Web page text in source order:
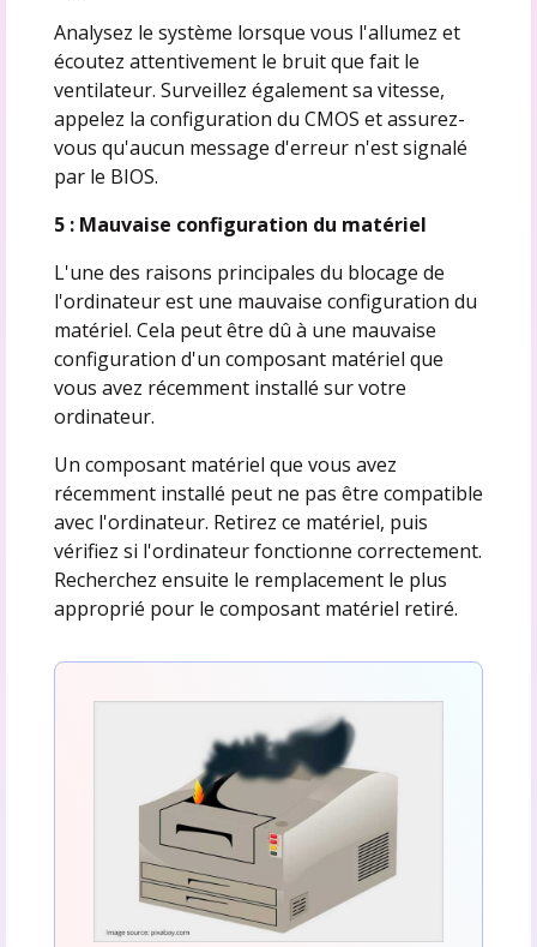
Analysez le système lorsque vous l'allumez et
écoutez attentivement le bruit que fait le
ventilateur. Surveillez également sa vitesse,
appelez la configuration du CMOS et assurez-
vous qu'aucun message d'erreur n'est signalé
par le BIOS.
5 : Mauvaise configuration du matériel
L'une des raisons principales du blocage de
l'ordinateur est une mauvaise configuration du
matériel. Cela peut être dû à une mauvaise
configuration d'un composant matériel que
vous avez récemment installé sur votre
ordinateur.
Un composant matériel que vous avez
récemment installé peut ne pas être compatible
avec l'ordinateur. Retirez ce matériel, puis
vérifiez si l'ordinateur fonctionne correctement.
Recherchez ensuite le remplacement le plus
approprié pour le composant matériel retiré.